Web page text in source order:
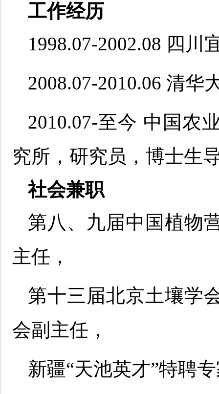
工作经历
1998.07-2002.08 四
2008.07-2010.06 清华
2010.07-至今 中国农
究所，研究员，博士生
社会兼职
第八、九届中国植物
主任，
第十三届北京土壤学
会副主任，
新疆“天池英才”特聘